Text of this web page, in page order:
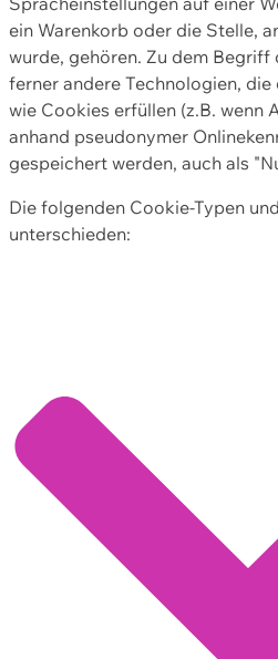
ein Warenkorb oder die Stelle,
wurde, gehören. Zu dem Begriff
ferner andere Technologien,
wie Cookies erfüllen (z.B. wenn
anhand pseudonymer
gespeichert werden, auch als
Die folgenden Cookie-Typen
unterschieden: